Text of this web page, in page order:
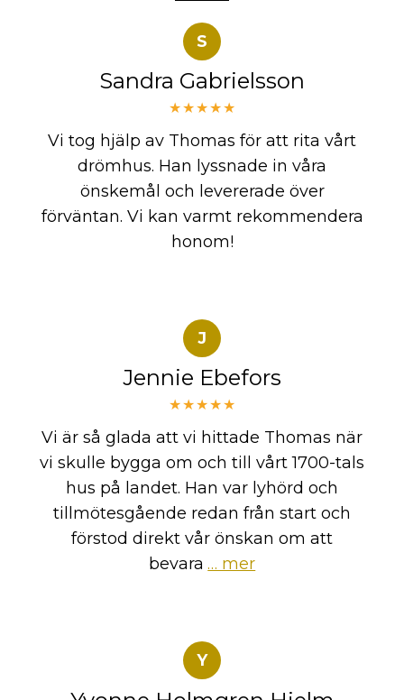
S
Sandra Gabrielsson
★★★★★
Vi tog hjälp av Thomas för att rita vårt
drömhus. Han lyssnade in våra
önskemål och levererade över
förväntan. Vi kan varmt rekommendera
honom!
J
Jennie Ebefors
★★★★★
Vi är så glada att vi hittade Thomas när
vi skulle bygga om och till vårt 1700-tals
hus på landet. Han var lyhörd och
tillmötesgående redan från start och
förstod direkt vår önskan om att
bevara … mer
Y